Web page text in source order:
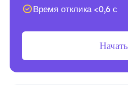
Время отклика <0,6 с
Начать